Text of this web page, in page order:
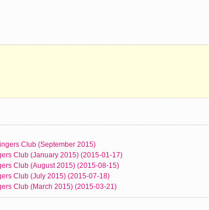
Club (September 2015)
Club (January 2015) (2015-01-17)
Club (August 2015) (2015-08-15)
Club (July 2015) (2015-07-18)
Club (March 2015) (2015-03-21)